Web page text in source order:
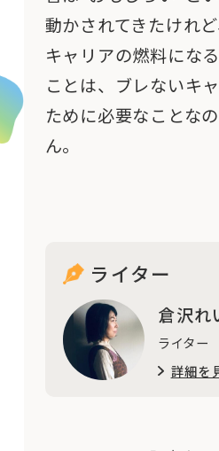
動かされてきたけれ
キャリアの燃料にな
ことは、ブレないキ
ために必要なことな
ん。
ライター
倉沢れ
ライター
詳細を